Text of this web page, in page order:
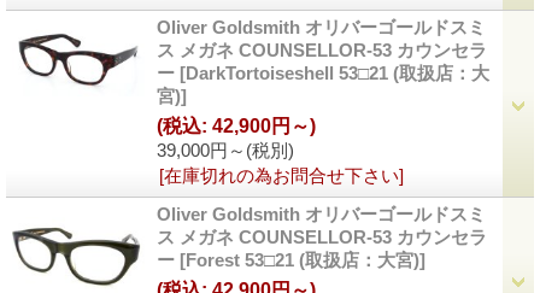
Oliver Goldsmith オリバーゴールドスミ
ス メガネ COUNSELLOR-53 カウンセラ
ー [DarkTortoiseshell 53□21 (取扱店：大
宮)]
39,000円～ (税別)
(税込: 42,900円～)
[在庫切れの為お問合せ下さい]
Oliver Goldsmith オリバーゴールドスミ
ス メガネ COUNSELLOR-53 カウンセラ
ー [Forest 53□21 (取扱店：大宮)]